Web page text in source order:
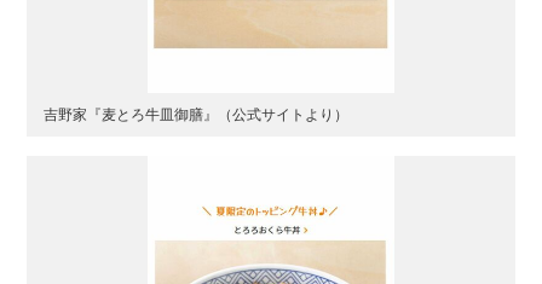
吉野家『麦とろ牛皿御膳』（公式サイトより）